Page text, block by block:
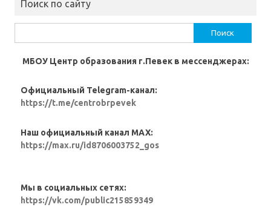
Поиск по сайту
МБОУ Центр образования г.Певек в мессенджерах:
Официальный Telegram-канал:
https://t.me/centrobrpevek
Наш официальный канал MAX:
https://max.ru/id8706003752_gos
Мы в социальных сетях:
https://vk.com/public215859349